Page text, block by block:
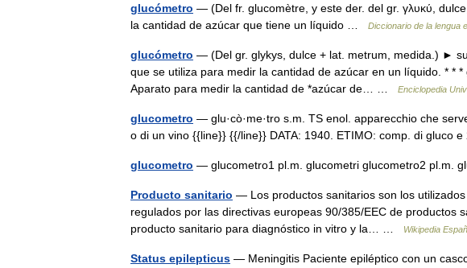
glucómetro — (Del fr. glucomètre, y este der. del gr. γλυκύ,
la cantidad de azúcar que tiene un líquido …
Diccionario de la lengua
glucómetro — (Del gr. glykys, dulce + lat. metrum, medida.) ►
que se utiliza para medir la cantidad de azúcar en un líquido. * *
Aparato para medir la cantidad de *azúcar de… …
Enciclopedia
glucometro — glu·cò·me·tro s.m. TS enol. apparecchio che
o di un vino {{line}} {{/line}} DATA: 1940. ETIMO: comp. di gluco
glucometro — glucometro1 pl.m. glucometri glucometro2 pl.m.
Producto sanitario — Los productos sanitarios son los
regulados por las directivas europeas 90/385/EEC de productos
producto sanitario para diagnóstico in vitro y la… …
Wikipedia
Status epilepticus — Meningitis Paciente epiléptico con un